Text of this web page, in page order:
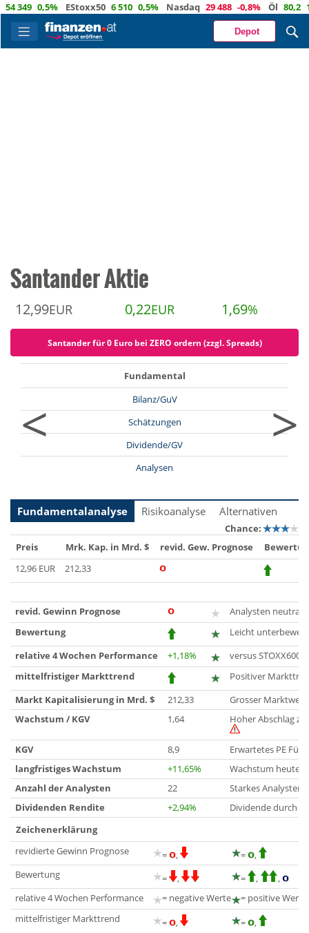
349 0,5% EStoxx50 6 510 0,5% Nasdaq 29 488 -0,8% Öl 80,2
Depot
Santander Aktie
12,99EUR 0,22EUR 1,69%
Santander für 0 Euro bei ZERO ordern (zzgl. Spreads)
<
Fundamental
Bilanz/GuV
Schätzungen
Dividende/GV
Analysen
>
Fundamentalanalyse Risikoanalyse Alternativen
Chance:
Preis
Mrk. Kap. in Mrd. $ revid. Gew. Prognose
12,96 EUR
212,33
revid. Gewinn Prognose
Analysten neutral,
Bewertung
Leicht
relative 4 Wochen Performance
+1,18%
versus STOXX600
mittelfristiger Markttrend
Positiver
Markt Kapitalisierung in Mrd. $
212,33
Grosser Marktwert
Wachstum / KGV
1,64 Hoher Abschlag
KGV 8,9
Erwartetes PE Für
langfristiges Wachstum
+11,65%
Wachstum heute
Anzahl der Analysten
22
Starkes
Dividenden Rendite
+2,94%
Dividende durch
Zeichenerklärung
revidierte Gewinn Prognose
= , =
,
Bewertung
= , = ,
,
relative 4 Wochen Performance
= negative Werte
= positive Werte
mittelfristiger Markttrend
= , = ,